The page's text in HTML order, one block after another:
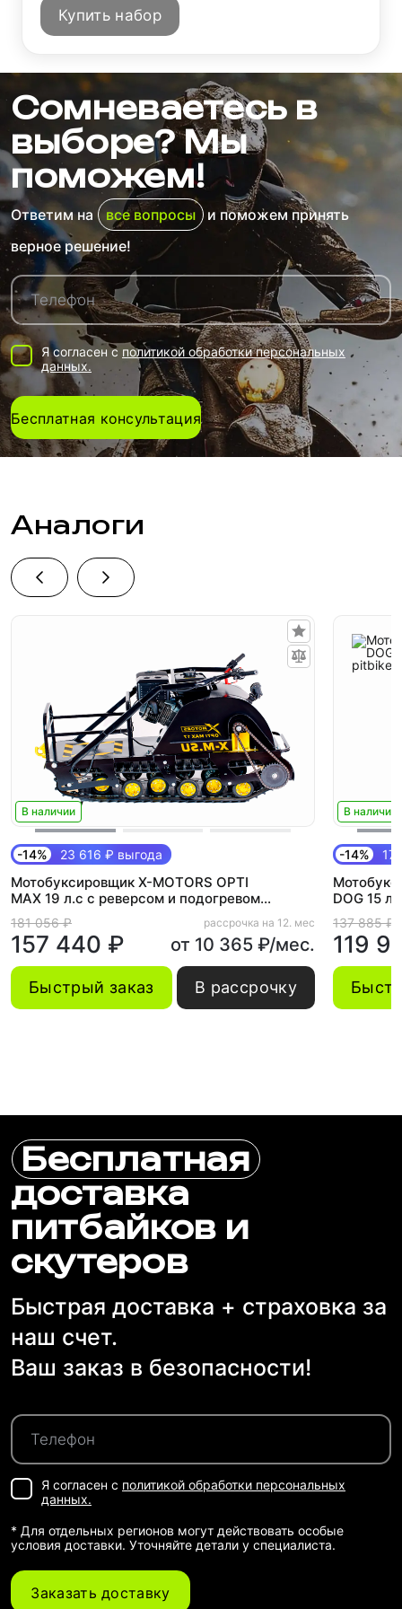
Купить набор
Сомневаетесь в
выборе? Мы
поможем!
Ответим на все вопросы
и поможем принять
верное решение!
Я согласен с политикой обработки персональных
данных.
Бесплатная консультация
Аналоги
В наличии
-14% 23 616 ₽ выгода
Мотобуксировщик X-MOTORS OPTI
MAX 19 л.с c реверсом и подогревом
ручек
181 056 ₽
157 440 ₽
рассрочка на 12. мес
от 10 365 ₽/мес.
Быстрый заказ В рассрочку
В наличии
-14% 17
DOG 15
137 885 ₽
119
Бесплатная
доставка
питбайков и
скутеров
Быстрая доставка + страховка за
наш счет.
Ваш заказ в безопасности!
Я согласен с политикой обработки персональных
данных.
* Для отдельных регионов могут действовать особые
условия доставки. Уточняйте детали у специалиста.
Заказать доставку